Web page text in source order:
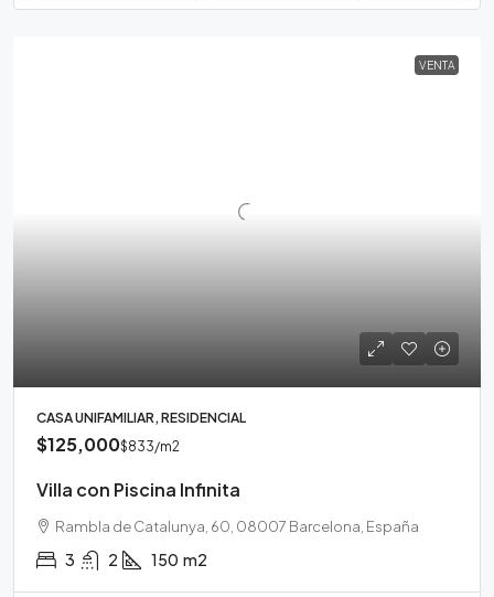
VENTA
CASA UNIFAMILIAR, RESIDENCIAL
$125,000$833/m2
Villa con Piscina Infinita
Rambla de Catalunya, 60, 08007 Barcelona, España
3 2 150 m2